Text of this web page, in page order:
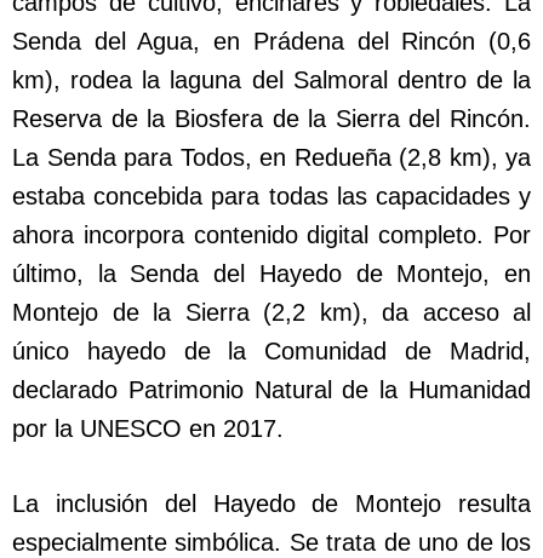
Senda del Agua, en Prádena del Rincón (0,6
km), rodea la laguna del Salmoral dentro de la
Reserva de la Biosfera de la Sierra del Rincón.
La Senda para Todos, en Redueña (2,8 km), ya
estaba concebida para todas las capacidades y
ahora incorpora contenido digital completo. Por
último, la Senda del Hayedo de Montejo, en
Montejo de la Sierra (2,2 km), da acceso al
único hayedo de la Comunidad de Madrid,
declarado Patrimonio Natural de la Humanidad
por la UNESCO en 2017.
La inclusión del Hayedo de Montejo resulta
especialmente simbólica. Se trata de uno de los